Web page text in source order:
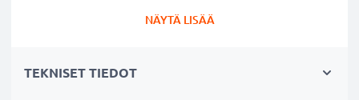
rakennettu kenno testataan
vähentää vaikutusta muistiin
NÄYTÄ LISÄÄ
TEKNISET TIEDOT